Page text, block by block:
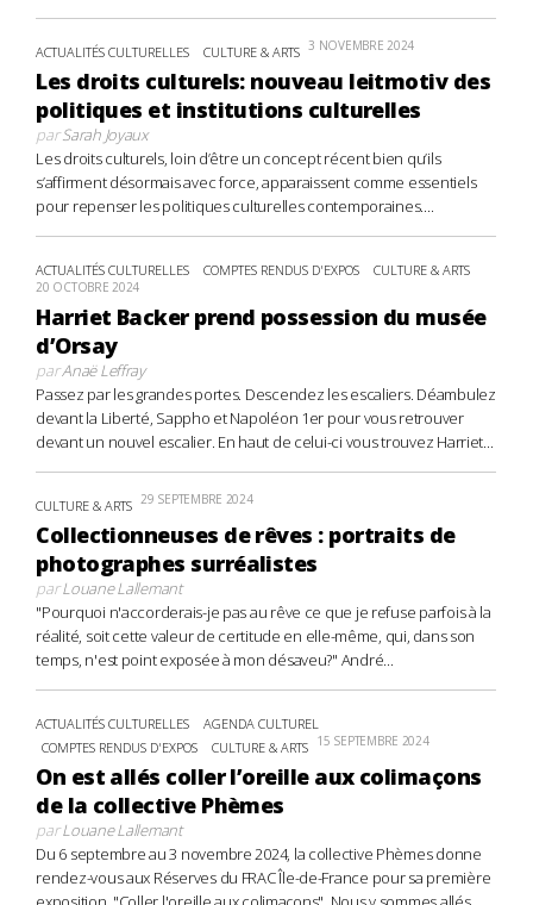
ACTUALITÉS CULTURELLES CULTURE & ARTS 3 NOVEMBRE 2024
Les droits culturels: nouveau leitmotiv des
politiques et institutions culturelles
parSarah Joyaux
Les droits culturels, loin d’être un concept récent bien qu’ils
s’affirment désormais avec force, apparaissent comme essentiels
pour repenser les politiques culturelles contemporaines....
ACTUALITÉS CULTURELLES COMPTES RENDUS D'EXPOS CULTURE & ARTS
20 OCTOBRE 2024
Harriet Backer prend possession du musée
d’Orsay
parAnaë Leffray
Passez par les grandes portes. Descendez les escaliers. Déambulez
devant la Liberté, Sappho et Napoléon 1er pour vous retrouver
devant un nouvel escalier. En haut de celui-ci vous trouvez Harriet...
CULTURE & ARTS 29 SEPTEMBRE 2024
Collectionneuses de rêves : portraits de
photographes surréalistes
parLouane Lallemant
"Pourquoi n'accorderais-je pas au rêve ce que je refuse parfois à la
réalité, soit cette valeur de certitude en elle-même, qui, dans son
temps, n'est point exposée à mon désaveu?" André...
ACTUALITÉS CULTURELLES
AGENDA CULTUREL
COMPTES RENDUS D'EXPOS
CULTURE & ARTS 15 SEPTEMBRE 2024
On est allés coller l’oreille aux colimaçons
de la collective Phèmes
parLouane Lallemant
Du 6 septembre au 3 novembre 2024, la collective Phèmes donne
rendez-vous aux Réserves du FRAC Île-de-France pour sa première